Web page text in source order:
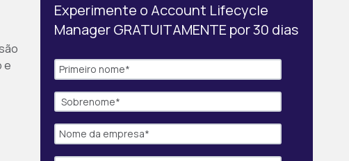
e
Experimente o Account Lifecycle
Manager GRATUITAMENTE por 30 dias